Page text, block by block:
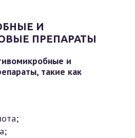
И
ПРЕПАРАТЫ
и
такие как